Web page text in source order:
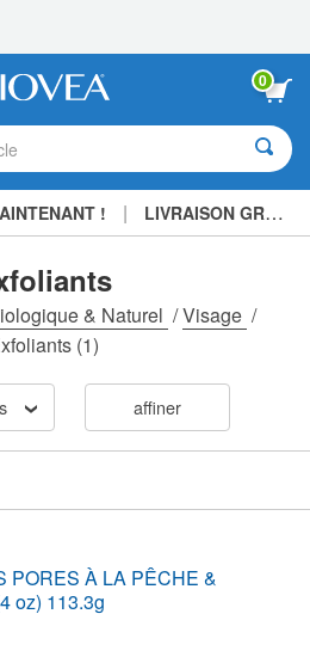
0
! | LIVRAISON GRATUITE
& Naturel /Visage /
(1)
affiner
PORES À LA PÊCHE &
oz) 113.3g